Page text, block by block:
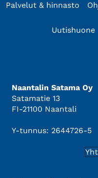
Palvelut & hinnasto
Uutishuone
Naantalin Satama Oy
Satamatie 13
FI-21100 Naantali
Y-tunnus: 2644726-5